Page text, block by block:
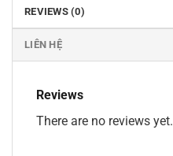
REVIEWS (0)
LIÊN HỆ
Reviews
There are no reviews yet.